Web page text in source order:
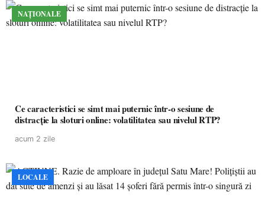
NAȚIONALE
Ce caracteristici se simt mai puternic într-o sesiune de
distracție la sloturi online: volatilitatea sau nivelul RTP?
acum 2 zile
LOCALE